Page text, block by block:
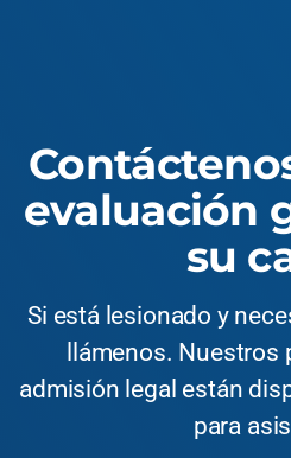
evaluación
su
Si está lesionado y
llámenos.
admisión legal están
para